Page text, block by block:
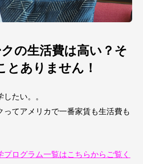
の生活費は高い？そ
とありません！
たい。。
ってアメリカで一番家賃も生活費も
ログラム一覧はこちらからご覧く